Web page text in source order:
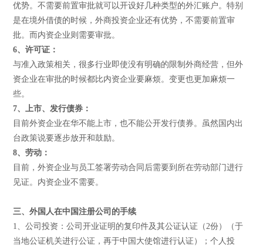
优势。不需要前置审批就可以开设好几种类型的外汇账户。特别
是在境外借债的时候，外商投资企业还有优势，不需要前置审
批。而内资企业则需要审批。
6、许可证：
与准入政策相关，很多行业即使没有明确的限制外商经营，但外
资企业在审批的时候都比内资企业要麻烦。变更也更加麻烦一
些。
7、上市、发行债券：
目前外资企业在华不能上市，也不能公开发行债券。虽然国内出
台政策说要逐步放开和鼓励。
8、劳动：
目前，外资企业与员工签署劳动合同后需要到所在劳动部门进行
见证。内资企业不需要。
三、外国人在中国注册公司的手续
1、公司投资：公司开业证明的复印件及其公证认证（2份）（于
当地公证机关进行公证，再于中国大使馆进行认证）；个人投